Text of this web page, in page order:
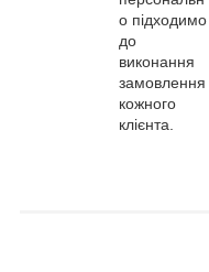
о підходимо
до
виконання
замовлення
кожного
клієнта.